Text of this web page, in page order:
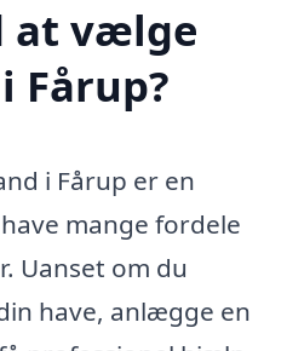
at vælge
Fårup?
i Fårup er en
mange fordele
Uanset om du
have, anlægge en